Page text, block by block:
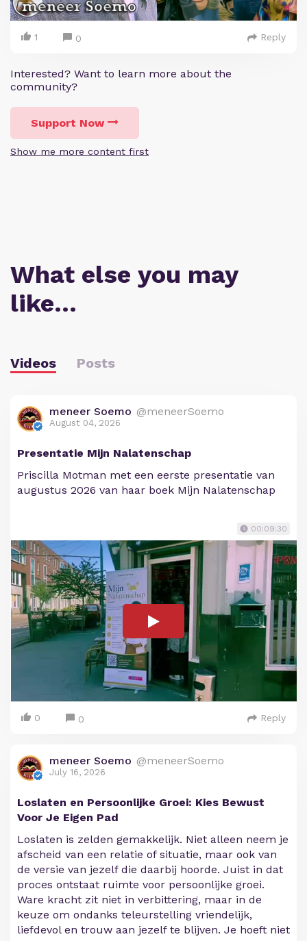
1 0 Reply
Interested? Want to learn more about the
community?
Support Now
Show me more content first
What else you may
like…
Videos Posts
meneer Soemo @meneerSoemo
August 04, 2026
Presentatie Mijn Nalatenschap
Priscilla Motman met een eerste presentatie van
augustus 2026 van haar boek Mijn Nalatenschap
00:09:30
0 0 Reply
meneer Soemo @meneerSoemo
July 16, 2026
Loslaten en Persoonlijke Groei: Kies Bewust
Voor Je Eigen Pad
Loslaten is zelden gemakkelijk. Niet alleen neem je
afscheid van een relatie of situatie, maar ook van
de versie van jezelf die daarbij hoorde. Juist in dat
proces ontstaat ruimte voor persoonlijke groei.
Ware kracht zit niet in verbittering, maar in de
keuze om ondanks teleurstelling vriendelijk,
liefdevol en trouw aan jezelf te blijven. Je hoeft niet